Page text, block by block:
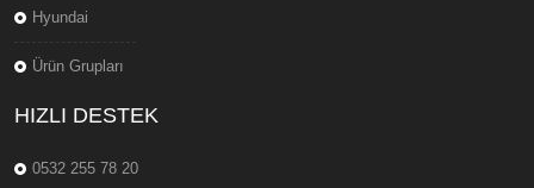
Hyundai
Ürün Grupları
HIZLI DESTEK
0532 255 78 20